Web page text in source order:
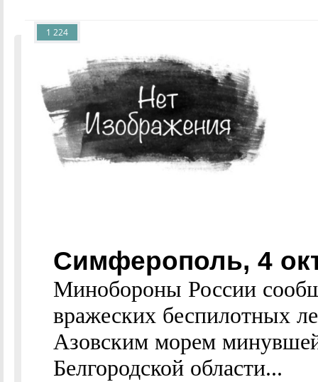
Симферополь, 4
Минобороны России
вражеских беспилотных
Азовским морем
Белгородской области...
1 224